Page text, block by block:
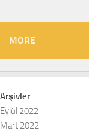
MORE
Arşivler
Eylül 2022
Mart 2022